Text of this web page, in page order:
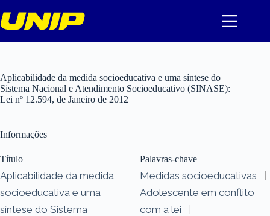
para
o
Aplicabilidade da medida socioeducativa e uma síntese do
Sistema Nacional e Atendimento Socioeducativo (SINASE):
Lei nº 12.594, de Janeiro de 2012
Informações
Título
Aplicabilidade da medida
socioeducativa e uma
síntese do Sistema
Palavras-chave
Medidas socioeducativas
|
Adolescente em conflito
com a lei
|